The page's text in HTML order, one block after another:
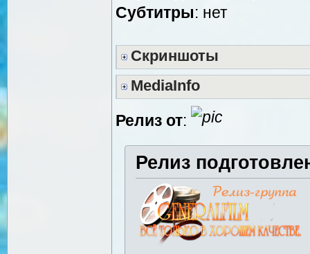
Cубтитры: нет
Скриншоты
MediaInfo
Релиз от:
Релиз